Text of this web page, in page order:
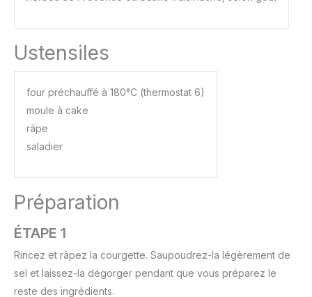
Ustensiles
four préchauffé à 180°C (thermostat 6)
moule à cake
râpe
saladier
Préparation
ÉTAPE 1
Rincez et râpez la courgette. Saupoudrez-la légèrement de
sel et laissez-la dégorger pendant que vous préparez le
reste des ingrédients.